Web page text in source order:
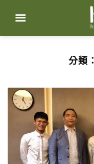
content
分類：